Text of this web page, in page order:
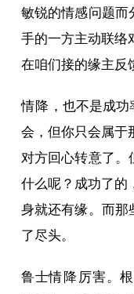
敏锐的情感问题而
手的一方主动联络
在咱们接的缘主反
情降 ，也不是成
会，但你只会属于
对方回心转意了。
什么呢？成功了的
身就还有缘。而那
了尽头。
鲁士情降 厉害。